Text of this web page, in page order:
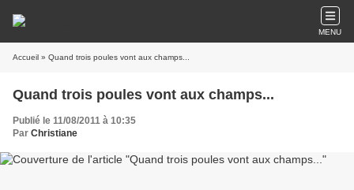
MENU
Accueil » Quand trois poules vont aux champs...
Quand trois poules vont aux champs...
Publié le 11/08/2011 à 10:35
Par Christiane